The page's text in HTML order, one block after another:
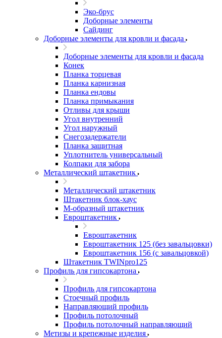
Эко-брус
Доборные элементы
Сайдинг
Доборные элементы для кровли и фасада
Доборные элементы для кровли и фасада
Конек
Планка торцевая
Планка карнизная
Планка ендовы
Планка примыкания
Отливы для крыши
Угол внутренний
Угол наружный
Снегозадержатели
Планка защитная
Уплотнитель универсальный
Колпаки для забора
Металлический штакетник
Металлический штакетник
Штакетник блок-хаус
М-образный штакетник
Евроштакетник
Евроштакетник
Евроштакетник 125 (без завальцовки)
Евроштакетник 156 (с завальцовкой)
Штакетник TWINpro125
Профиль для гипсокартона
Профиль для гипсокартона
Стоечный профиль
Направляющий профиль
Профиль потолочный
Профиль потолочный направляющий
Метизы и крепежные изделия